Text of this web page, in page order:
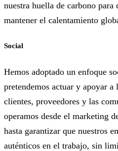
nuestra huella de carbono
mantener el calentamiento
Social
Hemos adoptado un enfoque
pretendemos actuar y apoyar a
clientes, proveedores y las
operamos desde el marketing
hasta garantizar que nuestros
auténticos en el trabajo, sin